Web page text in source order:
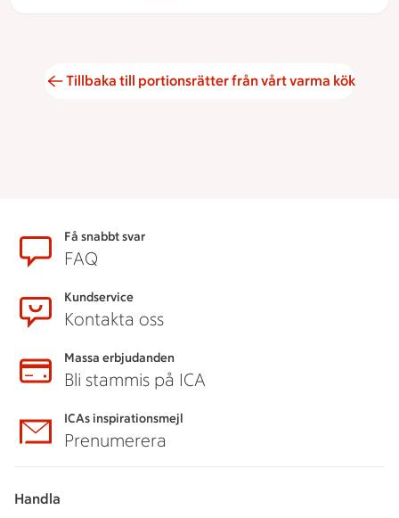
Tillbaka till portionsrätter från vårt varma kök
SidfotFå snabbt svar
FAQ
Kundservice
Kontakta oss
Massa erbjudanden
Bli stammis på ICA
ICAs inspirationsmejl
Prenumerera
Handla